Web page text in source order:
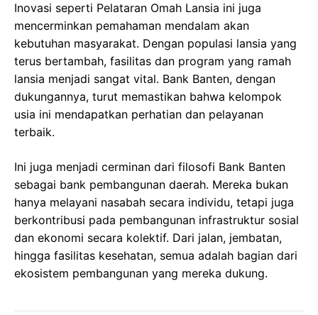
Inovasi seperti Pelataran Omah Lansia ini juga
mencerminkan pemahaman mendalam akan
kebutuhan masyarakat. Dengan populasi lansia yang
terus bertambah, fasilitas dan program yang ramah
lansia menjadi sangat vital. Bank Banten, dengan
dukungannya, turut memastikan bahwa kelompok
usia ini mendapatkan perhatian dan pelayanan
terbaik.
Ini juga menjadi cerminan dari filosofi Bank Banten
sebagai bank pembangunan daerah. Mereka bukan
hanya melayani nasabah secara individu, tetapi juga
berkontribusi pada pembangunan infrastruktur sosial
dan ekonomi secara kolektif. Dari jalan, jembatan,
hingga fasilitas kesehatan, semua adalah bagian dari
ekosistem pembangunan yang mereka dukung.